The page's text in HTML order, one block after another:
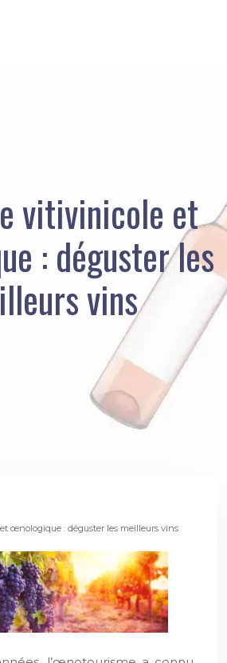
vitivinicole et
: déguster les
vins
œnologique : déguster les meilleurs vins